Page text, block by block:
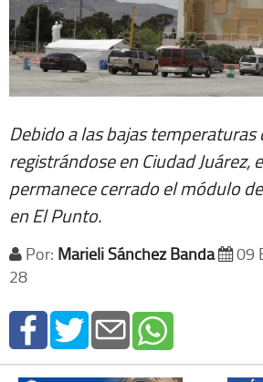
Debido a las bajas temperaturas
registrándose en Ciudad Juárez,
permanece cerrado el módulo
en El Punto.
Por: Marieli Sánchez Banda 09
28